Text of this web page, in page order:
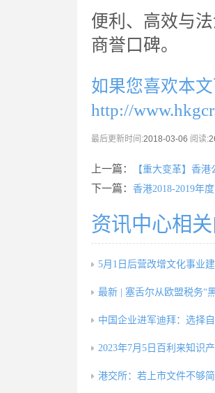
便利、高效与
商誉口碑。
如果您喜欢本
http://
最后更新时间:2018-03-06 阅读:
上一篇： 【重大变革】香
下一篇： 香港2018-2019年
资讯中心相
5月1日后营改增文化事业
最新 | 塞舌尔从欧盟税务“
中国企业进军迪拜：选择
2023年7月5日百利来知识
港交所：若上市文件不够